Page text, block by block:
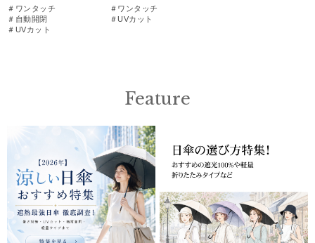
＃ワンタッチ
＃自動開閉
＃UVカット
＃ワンタッチ
＃UVカット
Feature